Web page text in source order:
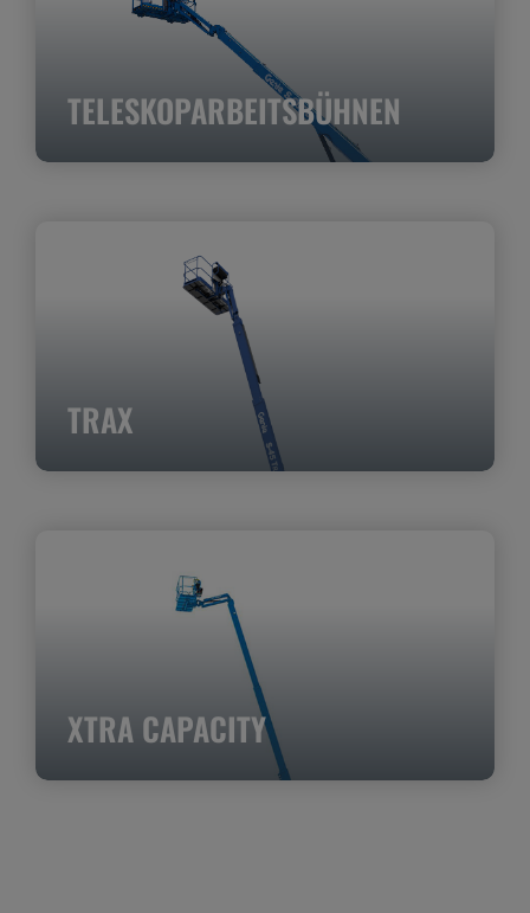
TELESKOPARBEITSBÜHNEN
TRAX
XTRA CAPACITY